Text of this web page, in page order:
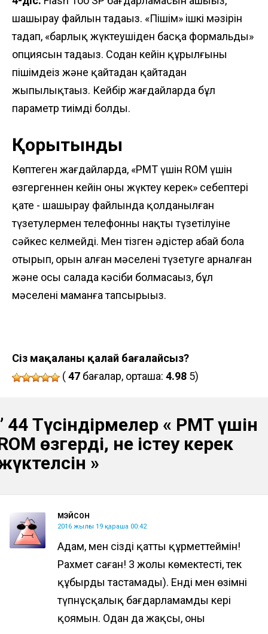
шашырау файлын таңдаңыз. «Пішім» ішкі мәзірін
таңдап, «барлық жүктеушіден басқа формальды»
опциясын таңдаңыз. Содан кейін құрылғыны
пішімдеңіз және қайтадан қайтадан
жыпылықтаңыз. Кейбір жағдайларда бұл
параметр тиімді болды.
Қорытынды
Көптеген жағдайларда, «PMT үшін ROM үшін
өзгергеннен кейін оны жүктеу керек» себептері
қате - шашырау файлында қолданылған
түзетулермен телефонның нақты түзетілуіне
сәйкес келмейді. Мен тізген әдістер абай бола
отырып, орын алған мәселені түзетуге арналған
және осы салада кәсіби болмасаңыз, бұл
мәселені маманға тапсырыңыз.
Сіз мақаланы қалай бағалайсыз?
(47 бағалар, орташа: 4.98 5)
44 Түсіндірмелер « PMT үшін
өзгерді, не істеу керек
»
МЭЙСОН
2016 жылғы 19 қараша 00:42
Адам, мен сізді қатты құрметтеймін!
Рахмет саған! 3 жолы көмектесті, тек
құбырды тастамады). Енді мен өзімнің
түпнұсқалық бағдарламамды кері
қоямын. Одан да жақсы, оны